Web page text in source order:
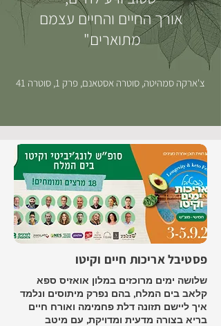
אורך החיים והחיים עצמם
מתוארים"
צ'ארקה סמהיטה, סוטרה אסטאנם, פרק 1, סוטרה 41
פסטיבל אריכות חיים וקיטו
שלושה ימים מרוכזים במלון אואזיס ספא
קלאב בים המלח, בהם נפרק מיתוסים ונלמד
איך ליישם תזונה דלת פחמימה ואורח חיים
בריא בצורה מדעית ומדויקת, עם מיטב